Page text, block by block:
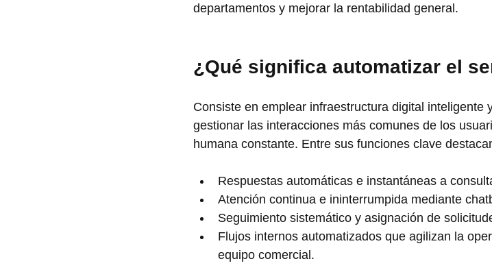
departamentos y mejorar la rentabilidad general.
¿Qué significa automatizar el
Consiste en emplear infraestructura digital inteligente
gestionar las interacciones más comunes de los
humana constante. Entre sus funciones clave
Respuestas automáticas e instantáneas a
Atención continua e ininterrumpida mediante
Seguimiento sistemático y asignación de
Flujos internos automatizados que agilizan la
equipo comercial.